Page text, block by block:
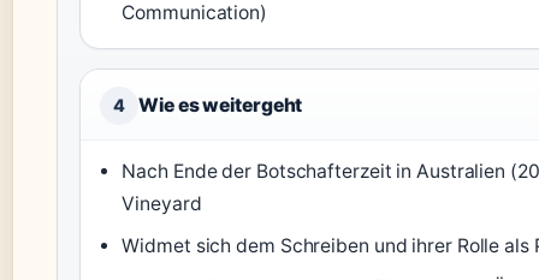
Communication)
4 Wie es weitergeht
Nach Ende der Botschafterzeit in Australien
Vineyard
Widmet sich dem Schreiben und ihrer Rolle